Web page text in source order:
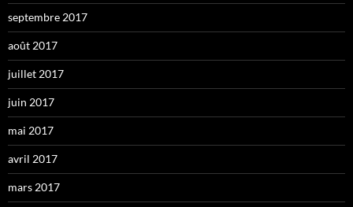
septembre 2017
août 2017
juillet 2017
juin 2017
mai 2017
avril 2017
mars 2017